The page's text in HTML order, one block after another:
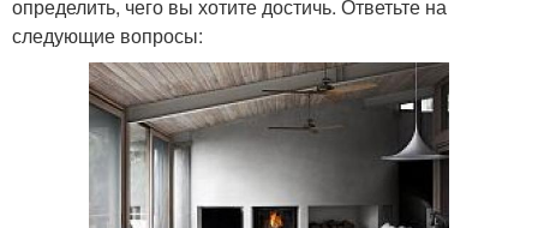
определить, чего вы хотите достичь. Ответьте на
следующие вопросы: